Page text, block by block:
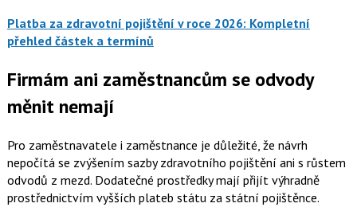
Platba za zdravotní pojištění v roce 2026: Kompletní
přehled částek a termínů
Firmám ani zaměstnancům se odvody
měnit nemají
Pro zaměstnavatele i zaměstnance je důležité, že návrh
nepočítá se zvýšením sazby zdravotního pojištění ani s růstem
odvodů z mezd. Dodatečné prostředky mají přijít výhradně
prostřednictvím vyšších plateb státu za státní pojištěnce.